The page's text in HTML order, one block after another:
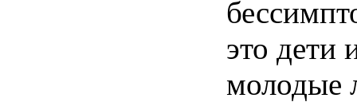
это дети
молодые